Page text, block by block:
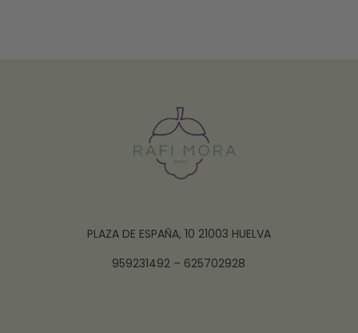
PLAZA DE ESPAÑA, 10 21003 HUELVA
959231492 – 625702928